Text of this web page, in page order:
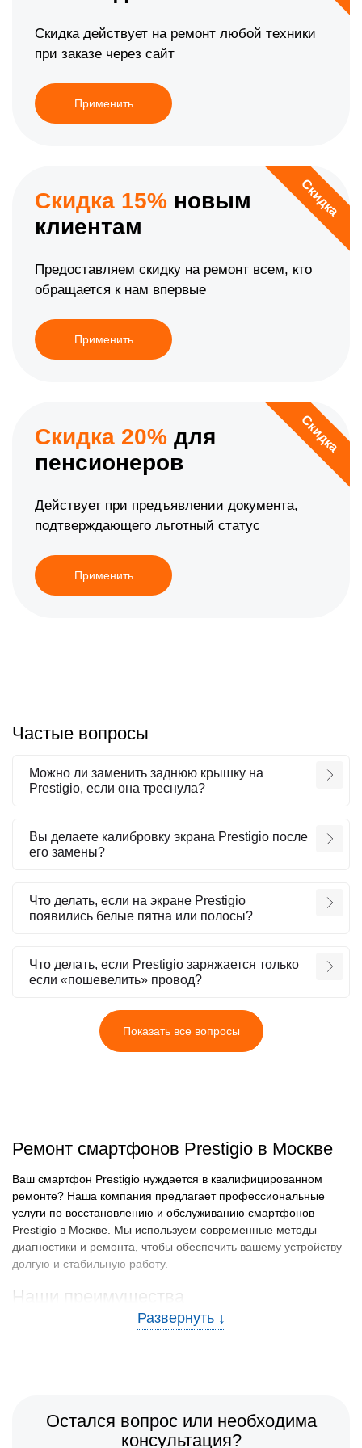
Скидка действует на ремонт любой техники
при заказе через сайт
Применить
Скидка
Скидка 15% новым
клиентам
Предоставляем скидку на ремонт всем, кто
обращается к нам впервые
Применить
Скидка
Скидка 20% для
пенсионеров
Действует при предъявлении документа,
подтверждающего льготный статус
Применить
Частые вопросы
Можно ли заменить заднюю крышку на
Prestigio, если она треснула?
Вы делаете калибровку экрана Prestigio после
его замены?
Что делать, если на экране Prestigio
появились белые пятна или полосы?
Что делать, если Prestigio заряжается только
если «пошевелить» провод?
Показать все вопросы
Ремонт смартфонов Prestigio в Москве
Ваш смартфон Prestigio нуждается в квалифицированном
ремонте? Наша компания предлагает профессиональные
услуги по восстановлению и обслуживанию смартфонов
Prestigio в Москве. Мы используем современные методы
диагностики и ремонта, чтобы обеспечить вашему устройству
долгую и стабильную работу.
Наши преимущества
Обратившись к нам, вы получаете следующие преимущества:
сертифицированные комплектующие для ремонта
вашего смартфона.
Остался вопрос или необходима
консультация?